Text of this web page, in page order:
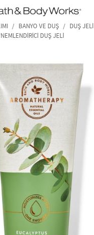
Kargo Ücretsiz!• *Promosyon
BANYO VE DUŞ
DUŞ JELI
DUŞ JELI